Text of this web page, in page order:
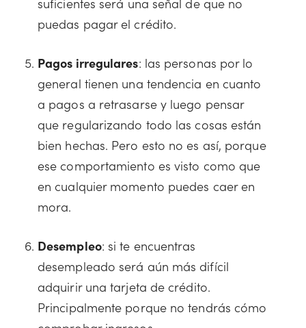
puedas pagar el crédito.
Pagos irregulares: las personas por lo
general tienen una tendencia en cuanto
a pagos a retrasarse y luego pensar
que regularizando todo las cosas están
bien hechas. Pero esto no es así, porque
ese comportamiento es visto como que
en cualquier momento puedes caer en
mora.
Desempleo: si te encuentras
desempleado será aún más difícil
adquirir una tarjeta de crédito.
Principalmente porque no tendrás cómo